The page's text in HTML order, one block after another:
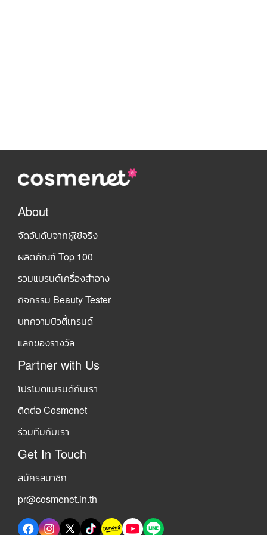
About
จัดอันดับจากผู้ใช้จริง
ผลิตภัณฑ์ Top 100
รวมแบรนด์เครื่องสำอาง
กิจกรรม Beauty Tester
บทความบิวตี้เทรนด์
แลกของรางวัล
Partner with Us
โปรโมตแบรนด์กับเรา
ติดต่อ Cosmenet
ร่วมทีมกับเรา
Get In Touch
สมัครสมาชิก
pr@cosmenet.in.th